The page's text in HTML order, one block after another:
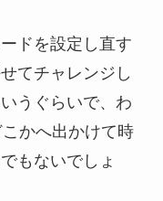
ドを設定し直す
てチャレンジし
うぐらいで、わ
かへ出かけて時
もないでしょ